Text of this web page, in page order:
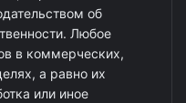
об
Любое
в коммерческих,
а равно их
или иное